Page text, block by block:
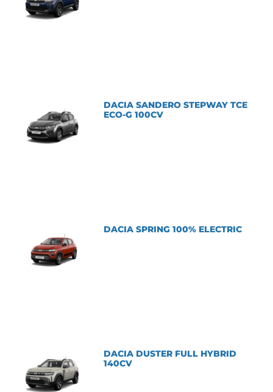
DACIA SANDERO STEPWAY TCE
ECO-G 100CV
DACIA SPRING 100% ELECTRIC
DACIA DUSTER FULL HYBRID
140CV